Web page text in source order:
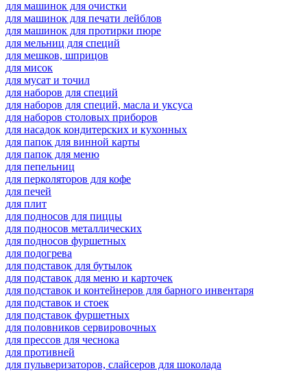
для машинок для очистки
для машинок для печати лейблов
для машинок для протирки пюре
для мельниц для специй
для мешков, шприцов
для мисок
для мусат и точил
для наборов для специй
для наборов для специй, масла и уксуса
для наборов столовых приборов
для насадок кондитерских и кухонных
для папок для винной карты
для папок для меню
для пепельниц
для перколяторов для кофе
для печей
для плит
для подносов для пиццы
для подносов металлических
для подносов фуршетных
для подогрева
для подставок для бутылок
для подставок для меню и карточек
для подставок и контейнеров для барного инвентаря
для подставок и стоек
для подставок фуршетных
для половников сервировочных
для прессов для чеснока
для противней
для пульверизаторов, слайсеров для шоколада